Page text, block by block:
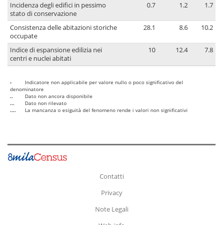
Incidenza degli edifici in pessimo
stato di conservazione
0.7 1.2 1.7
Consistenza delle abitazioni storiche
occupate
28.1 8.6 10.2
Indice di espansione edilizia nei
centri e nuclei abitati
10 12.4 7.8
-
Indicatore non applicabile per valore nullo o poco significativo del
denominatore
..
Dato non ancora disponibile
...
Dato non rilevato
....
La mancanza o esiguità del fenomeno rende i valori non significativi
Contatti
Privacy
Note Legali